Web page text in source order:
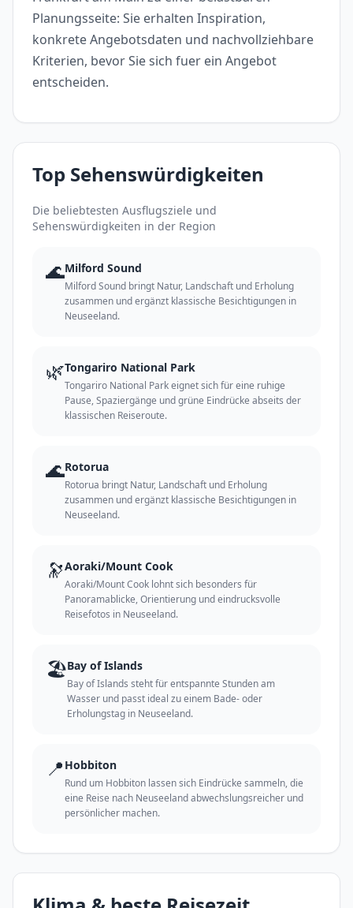
Planungsseite: Sie erhalten Inspiration,
konkrete Angebotsdaten und nachvollziehbare
Kriterien, bevor Sie sich fuer ein Angebot
entscheiden.
Top Sehenswürdigkeiten
Die beliebtesten Ausflugsziele und
Sehenswürdigkeiten in der Region
🌊Milford Sound
Milford Sound bringt Natur, Landschaft und Erholung
zusammen und ergänzt klassische Besichtigungen in
Neuseeland.
🌿Tongariro National Park
Tongariro National Park eignet sich für eine ruhige
Pause, Spaziergänge und grüne Eindrücke abseits der
klassischen Reiseroute.
🌊Rotorua
Rotorua bringt Natur, Landschaft und Erholung
zusammen und ergänzt klassische Besichtigungen in
Neuseeland.
🔭Aoraki/Mount Cook
Aoraki/Mount Cook lohnt sich besonders für
Panoramablicke, Orientierung und eindrucksvolle
Reisefotos in Neuseeland.
🏖️Bay of Islands
Bay of Islands steht für entspannte Stunden am
Wasser und passt ideal zu einem Bade- oder
Erholungstag in Neuseeland.
📍 Hobbiton
Rund um Hobbiton lassen sich Eindrücke sammeln, die
eine Reise nach Neuseeland abwechslungsreicher und
persönlicher machen.